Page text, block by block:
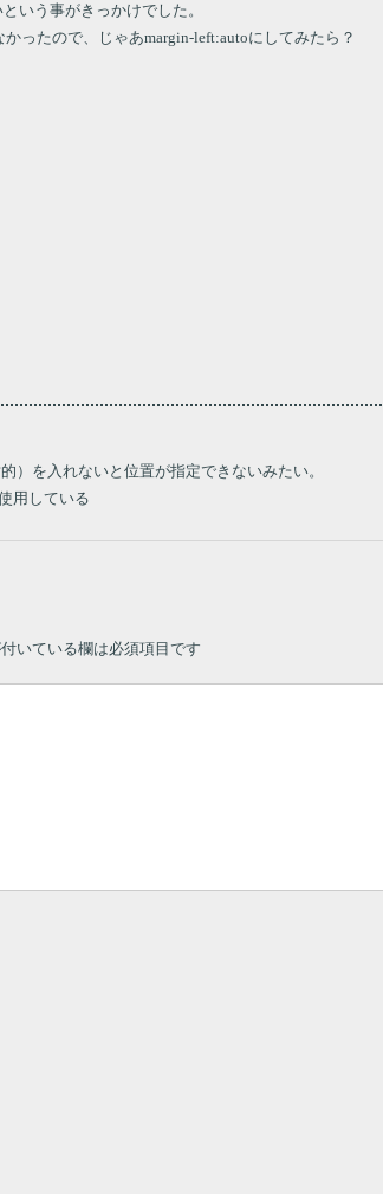
ったので、じゃあmargin-left:autoにしてみたら？
）を入れないと位置が指定できないみたい。
用している
付いている欄は必須項目です